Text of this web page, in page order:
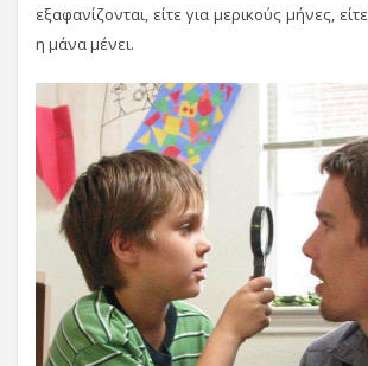
εξαφανίζονται, είτε για μερικούς μήνες,
η μάνα μένει.